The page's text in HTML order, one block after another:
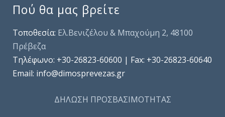
Πού θα μας βρείτε
Τοποθεσία: Ελ.Βενιζέλου & Μπαχούμη 2, 48100
Πρέβεζα
Τηλέφωνo: +30-26823-60600 | Fax: +30-26823-60640
Email: info@dimosprevezas.gr
ΔΗΛΩΣΗ ΠΡΟΣΒΑΣΙΜΟΤΗΤΑΣ